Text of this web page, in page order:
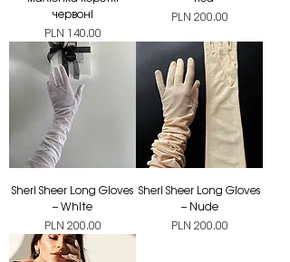
червоні
Price
PLN 140.00
Price
PLN 200.00
Sheri Sheer Long Gloves
– White
Price
PLN 200.00
Sheri Sheer Long Gloves
– Nude
Price
PLN 200.00